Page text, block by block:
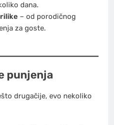
dana.
– od porodičnog
za goste.
punjenja
drugačije, evo nekoliko